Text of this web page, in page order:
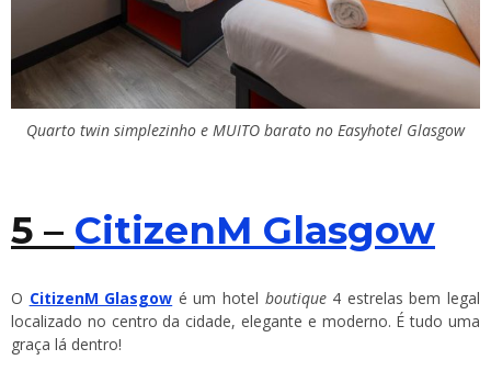
Quarto twin simplezinho e MUITO barato no Easyhotel Glasgow
5 – CitizenM Glasgow
O CitizenM Glasgow é um hotel boutique4 estrelas bem legal
localizado no centro da cidade, elegante e moderno. É tudo uma
graça lá dentro!